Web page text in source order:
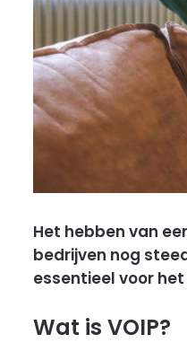
Het hebben van
bedrijven nog
essentieel voor
Wat is VOIP?